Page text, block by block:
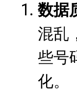
数据
混乱
些号
化。